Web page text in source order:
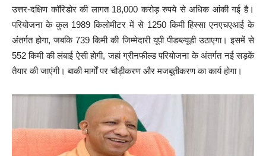
उत्तर-दक्षिण कॉरिडोर की लागत 18,000 करोड़ रुपये से अधिक आंकी गई है।
परियोजना के कुल 1989 किलोमीटर में से 1250 किमी हिस्सा एनएचएआई के
अंतर्गत होगा, जबकि 739 किमी की जिम्मेदारी यूपी पीडब्ल्यूडी उठाएगा। इसमें से
552 किमी की लंबाई ऐसी होगी, जहां ग्रीनफील्ड परियोजना के अंतर्गत नई सड़कें
तैयार की जाएंगी। बाकी मार्गों पर चौड़ीकरण और मजबूतीकरण का कार्य होगा।